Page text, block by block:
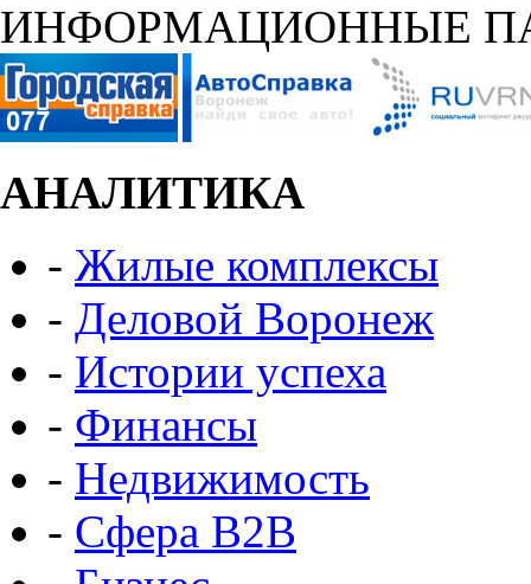
ИНФОРМАЦИОННЫЕ
АНАЛИТИКА
- Жилые комплексы
- Деловой Воронеж
- Истории успеха
- Финансы
- Недвижимость
- Сфера B2B